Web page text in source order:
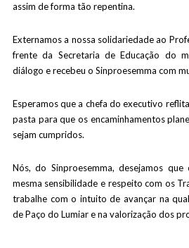
assim de forma tão repentina.
Externamos a nossa solidariedade ao
frente da Secretaria de Educação do
diálogo e recebeu o Sinproesemma com
Esperamos que a chefa do executivo
pasta para que os encaminhamentos
sejam cumpridos.
Nós, do Sinproesemma, desejamos
mesma sensibilidade e respeito com os
trabalhe com o intuito de avançar na
de Paço do Lumiar e na valorização dos